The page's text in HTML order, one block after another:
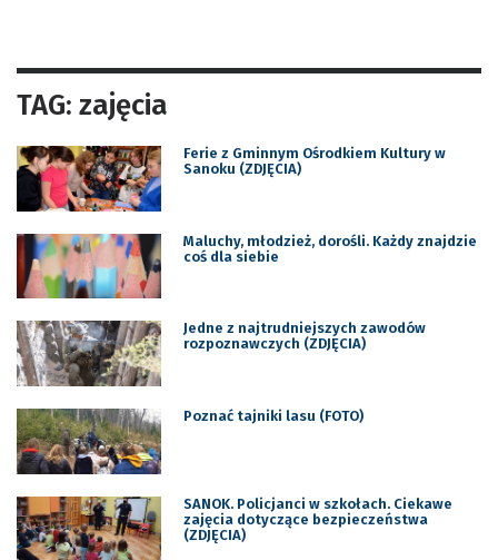
TAG: zajęcia
Ferie z Gminnym Ośrodkiem Kultury w
Sanoku (ZDJĘCIA)
Maluchy, młodzież, dorośli. Każdy znajdzie
coś dla siebie
Jedne z najtrudniejszych zawodów
rozpoznawczych (ZDJĘCIA)
Poznać tajniki lasu (FOTO)
SANOK. Policjanci w szkołach. Ciekawe
zajęcia dotyczące bezpieczeństwa
(ZDJĘCIA)